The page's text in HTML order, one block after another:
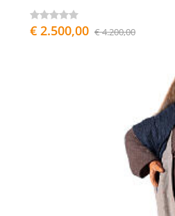
€ 2.500,00 € 4.200,00